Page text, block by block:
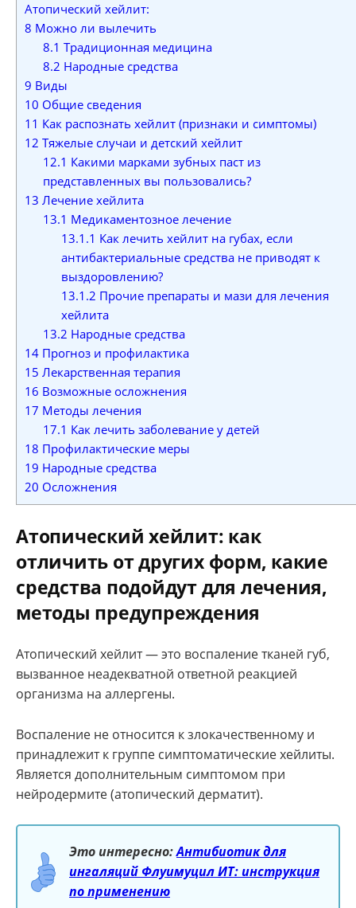
Атопический хейлит:
8 Можно ли вылечить
8.1 Традиционная медицина
8.2 Народные средства
9 Виды
10 Общие сведения
11 Как распознать хейлит (признаки и симптомы)
12 Тяжелые случаи и детский хейлит
12.1 Какими марками зубных паст из
представленных вы пользовались?
13 Лечение хейлита
13.1 Медикаментозное лечение
13.1.1 Как лечить хейлит на губах, если
антибактериальные средства не приводят к
выздоровлению?
13.1.2 Прочие препараты и мази для лечения
хейлита
13.2 Народные средства
14 Прогноз и профилактика
15 Лекарственная терапия
16 Возможные осложнения
17 Методы лечения
17.1 Как лечить заболевание у детей
18 Профилактические меры
19 Народные средства
20 Осложнения
Атопический хейлит: как
отличить от других форм, какие
средства подойдут для лечения,
методы предупреждения
Атопический хейлит — это воспаление тканей губ,
вызванное неадекватной ответной реакцией
организма на аллергены.
Воспаление не относится к злокачественному и
принадлежит к группе симптоматические хейлиты.
Является дополнительным симптомом при
нейродермите (атопический дерматит).
Это интересно:Антибиотик для
ингаляций Флуимуцил ИТ: инструкция
по применению